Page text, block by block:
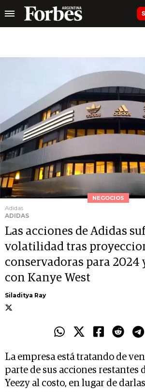
NEGOCIOS
Adidas
ADIDAS
Las acciones de Adidas
volatilidad tras
conservadoras para 2024
con Kanye West
Siladitya Ray
La empresa está tratando de
parte de sus acciones restantes
Yeezy al costo, en lugar de